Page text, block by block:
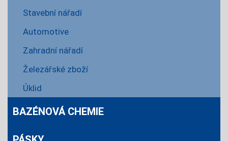
Stavební nářadí
Automotive
Zahradní nářadí
Železářské zboží
Úklid
BAZÉNOVÁ CHEMIE